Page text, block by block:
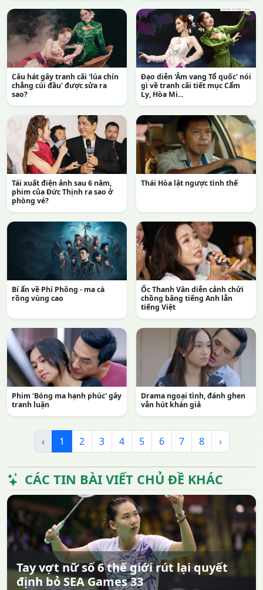
Câu hát gây tranh cãi 'lúa chín
chẳng cúi đầu' được sửa ra
sao?
Đạo diễn 'Âm vang Tổ quốc' nói
gì về tranh cãi tiết mục Cẩm
Ly, Hòa Mi...
Tái xuất điện ảnh sau 6 năm,
phim của Đức Thịnh ra sao ở
phòng vé?
Thái Hòa lật ngược tình thế
Bí ẩn về Phí Phông - ma cà
rồng vùng cao
Ốc Thanh Vân diễn cảnh chửi
chồng bằng tiếng Anh lẫn
tiếng Việt
Phim 'Bóng ma hạnh phúc' gây
tranh luận
Drama ngoại tình, đánh ghen
vẫn hút khán giả
‹ 1 2 3 4 5 6 7 8 ›
CÁC TIN BÀI VIẾT CHỦ ĐỀ KHÁC
Tay vợt nữ số 6 thế giới rút lại quyết
định bỏ SEA Games 33